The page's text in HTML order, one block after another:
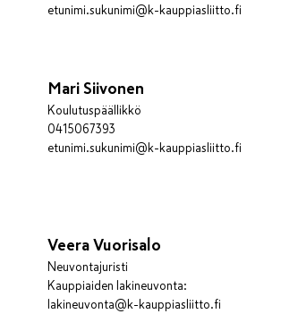
etunimi.sukunimi@k-kauppiasliitto.fi
Mari Siivonen
Koulutuspäällikkö
0415067393
etunimi.sukunimi@k-kauppiasliitto.fi
Veera Vuorisalo
Neuvontajuristi
Kauppiaiden lakineuvonta:
lakineuvonta@k-kauppiasliitto.fi